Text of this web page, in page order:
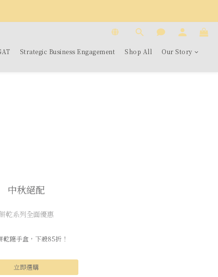
Strategic Business Engagement Shop All Our Story
中秋絕配
乾系列全面優惠
乾隨手盒，下殺85折！
立即選購